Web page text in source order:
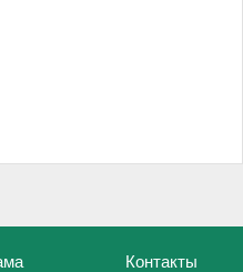
Контакты